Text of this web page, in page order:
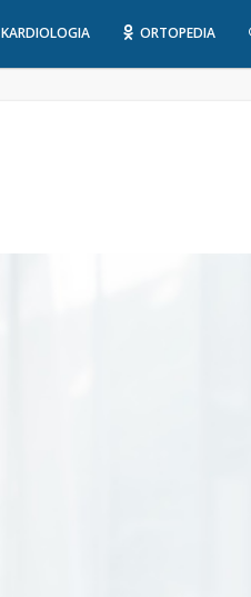
KARDIOLOGIA ORTOPEDIA